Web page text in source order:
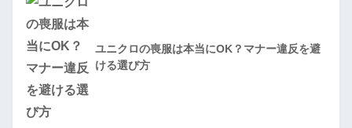
ユニクロの喪服は本当にOK？マナー違反を避
ける選び方